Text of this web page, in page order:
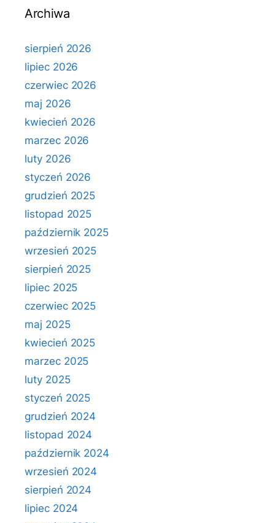
Archiwa
sierpień 2026
lipiec 2026
czerwiec 2026
maj 2026
kwiecień 2026
marzec 2026
luty 2026
styczeń 2026
grudzień 2025
listopad 2025
październik 2025
wrzesień 2025
sierpień 2025
lipiec 2025
czerwiec 2025
maj 2025
kwiecień 2025
marzec 2025
luty 2025
styczeń 2025
grudzień 2024
listopad 2024
październik 2024
wrzesień 2024
sierpień 2024
lipiec 2024